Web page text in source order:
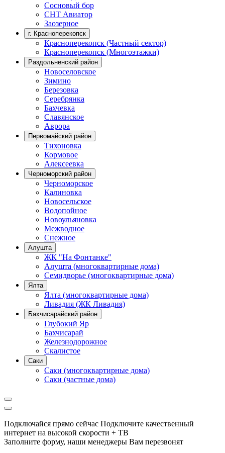
Сосновый бор
СНТ Авиатор
Заозерное
г. Красноперекопск
Красноперекопск (Частный сектор)
Красноперекопск (Многоэтажки)
Раздольненский район
Новоселовское
Зимино
Березовка
Серебрянка
Бахчевка
Славянское
Аврора
Первомайский район
Тихоновка
Кормовое
Алексеевка
Черноморский район
Черноморское
Калиновка
Новосельское
Водопойное
Новоульяновка
Межводное
Снежное
Алушта
ЖК "На Фонтанке"
Алушта (многоквартирные дома)
Семидворье (многоквартирные дома)
Ялта
Ялта (многоквартирные дома)
Ливадия (ЖК Ливадия)
Бахчисарайский район
Глубокий Яр
Бахчисарай
Железнодорожное
Скалистое
Саки
Саки (многоквартирные дома)
Саки (частные дома)
Подключайся прямо сейчас Подключите качественный
интернет на высокой скорости + ТВ
Заполните форму, наши менеджеры Вам перезвонят